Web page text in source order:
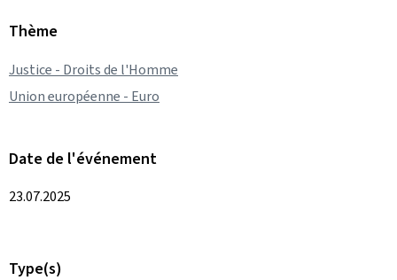
Thème
Justice - Droits de l'Homme
Union européenne - Euro
Date de l'événement
23.07.2025
Type(s)